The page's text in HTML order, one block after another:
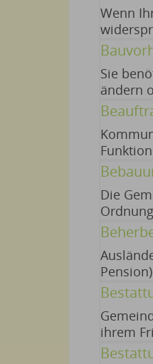
Wenn
wenn
Sie
ändern
keine
sind
Die
können.
ihrem
zum